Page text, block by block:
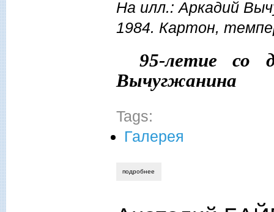
На илл.: Аркадий
1984. Картон,
95-летие со
Вычугжанина
Tags:
Галерея
подробнее